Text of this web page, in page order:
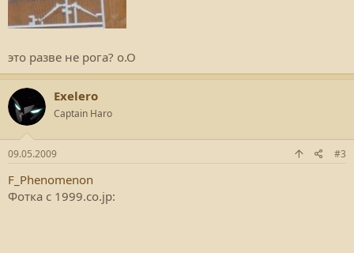
это разве не рога? о.О
Exelero
Captain Haro
09.05.2009 #3
F_Phenomenon
Фотка с 1999.co.jp: